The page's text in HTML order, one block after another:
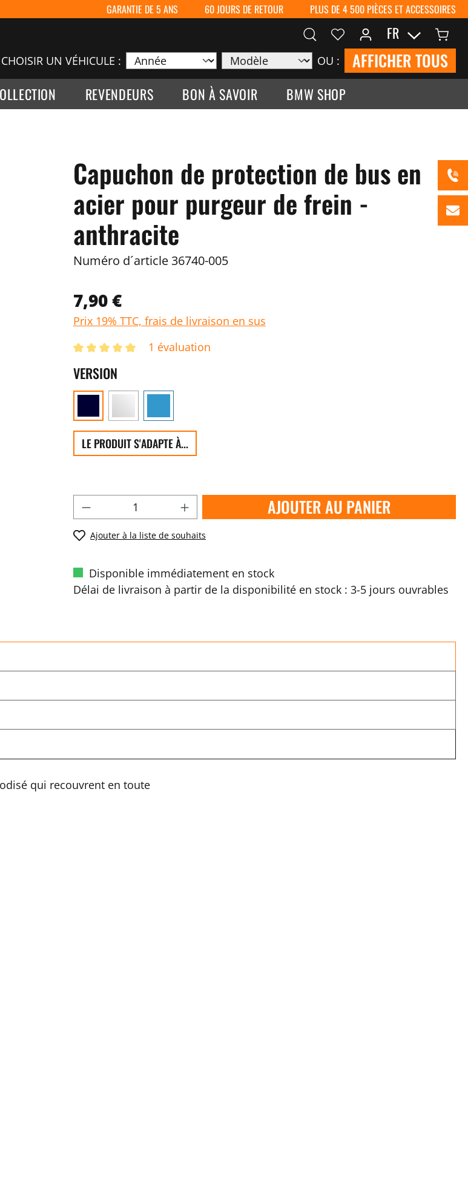
GARANTIE DE 5 ANS 60 JOURS DE RETOUR PLUS DE 4 500 PIÈCES ET ACCESSOIRES
CHOISIR UN VÉHICULE : OU : AFFICHER TOUS
FR
REVENDEURS BON À SAVOIR BMW SHOP
Capuchon de protection de bus en
acier pour purgeur de frein -
anthracite
Numéro d´article 36740-005
7,90 €
Prix 19% TTC, frais de livraison en sus
1 évaluation
VERSION
LE PRODUIT S'ADAPTE À...
AJOUTER AU PANIER
Ajouter à la liste de souhaits
Disponible immédiatement en stock
Délai de livraison à partir de la disponibilité en stock : 3-5 jours ouvrables
qui recouvrent en toute